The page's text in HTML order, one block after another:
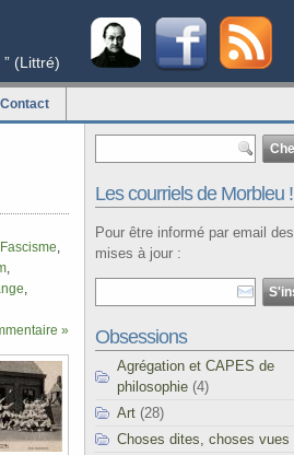
(Littré)
Contact
Fascisme,
,
,
»
Les courriels de Morbleu !
Pour être informé par email des
mises à jour :
Obsessions
Agrégation et CAPES de
philosophie (4)
Art (28)
Choses dites, choses vues